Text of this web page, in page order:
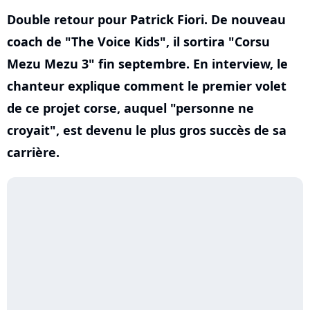
Double retour pour Patrick Fiori. De nouveau
coach de "The Voice Kids", il sortira "Corsu
Mezu Mezu 3" fin septembre. En interview, le
chanteur explique comment le premier volet
de ce projet corse, auquel "personne ne
croyait", est devenu le plus gros succès de sa
carrière.